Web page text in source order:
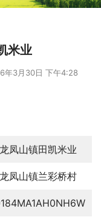
米业
年3月30日 下午4:28
凤山镇田凯米业
凤山镇兰彩桥村